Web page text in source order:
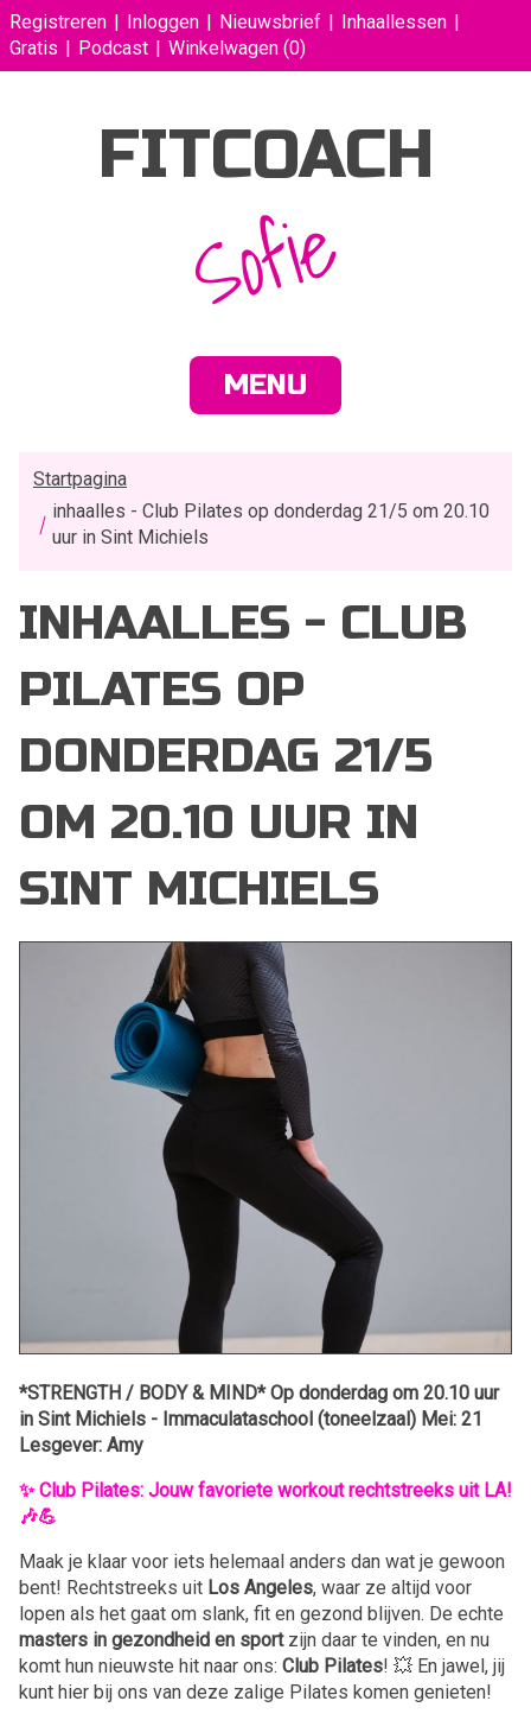
Registreren Inloggen Nieuwsbrief
Inhaallessen
Gratis
Podcast Winkelwagen (0)
FITCOACH
Sofie
MENU
Startpagina
inhaalles - Club Pilates op donderdag 21/5 om 20.10
uur in Sint Michiels
INHAALLES - CLUB
PILATES OP
DONDERDAG 21/5
OM 20.10 UUR IN
SINT MICHIELS
*STRENGTH / BODY & MIND* Op donderdag om 20.10 uur
in Sint Michiels - Immaculataschool (toneelzaal) Mei: 21
Lesgever: Amy
✨ Club Pilates: Jouw favoriete workout rechtstreeks uit LA!
🎶💪
Maak je klaar voor iets helemaal anders dan wat je gewoon
bent! Rechtstreeks uit Los Angeles, waar ze altijd voor
lopen als het gaat om slank, fit en gezond blijven. De echte
masters in gezondheid en sport zijn daar te vinden, en nu
komt hun nieuwste hit naar ons: Club Pilates! 💥 En jawel, jij
kunt hier bij ons van deze zalige Pilates komen genieten!